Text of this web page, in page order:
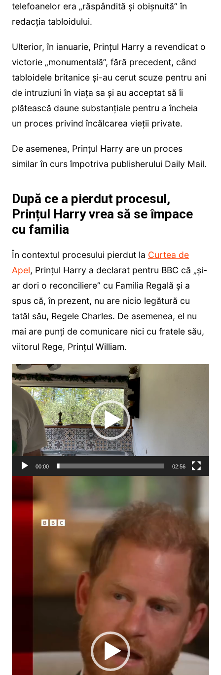
telefoanelor era „răspândită și obișnuită” în
redacția tabloidului.
Ulterior, în ianuarie, Prințul Harry a revendicat o
victorie „monumentală”, fără precedent, când
tabloidele britanice și-au cerut scuze pentru ani
de intruziuni în viața sa și au acceptat să îi
plătească daune substanțiale pentru a încheia
un proces privind încălcarea vieții private.
De asemenea, Prințul Harry are un proces
similar în curs împotriva publisherului Daily Mail.
După ce a pierdut procesul,
Prințul Harry vrea să se împace
cu familia
În contextul procesului pierdut la Curtea de
Apel, Prințul Harry a declarat pentru BBC că „și-
ar dori o reconciliere” cu Familia Regală și a
spus că, în prezent, nu are nicio legătură cu
tatăl său, Regele Charles. De asemenea, el nu
mai are punți de comunicare nici cu fratele său,
viitorul Rege, Prințul William.
Player
video
00:00 02:56
Player
video